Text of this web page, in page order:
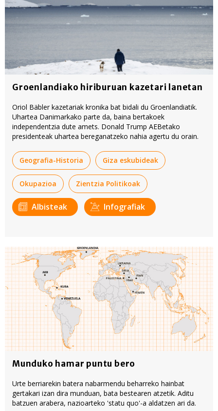
Groenlandiako hiriburuan kazetari lanetan
Oriol Bäbler kazetariak kronika bat bidali du Groenlandiatik.
Uhartea Danimarkako parte da, baina bertakoek
independentzia dute amets. Donald Trump AEBetako
presidenteak uhartea bereganatzeko nahia agertu du orain.
Geografia-Historia Giza eskubideak
Okupazioa Zientzia Politikoak
Albisteak Infografiak
Munduko hamar puntu bero
Urte berriarekin batera nabarmendu beharreko hainbat
gertakari izan dira munduan, bata bestearen atzetik. Aditu
batzuen arabera, nazioarteko 'statu quo'-a aldatzen ari da.